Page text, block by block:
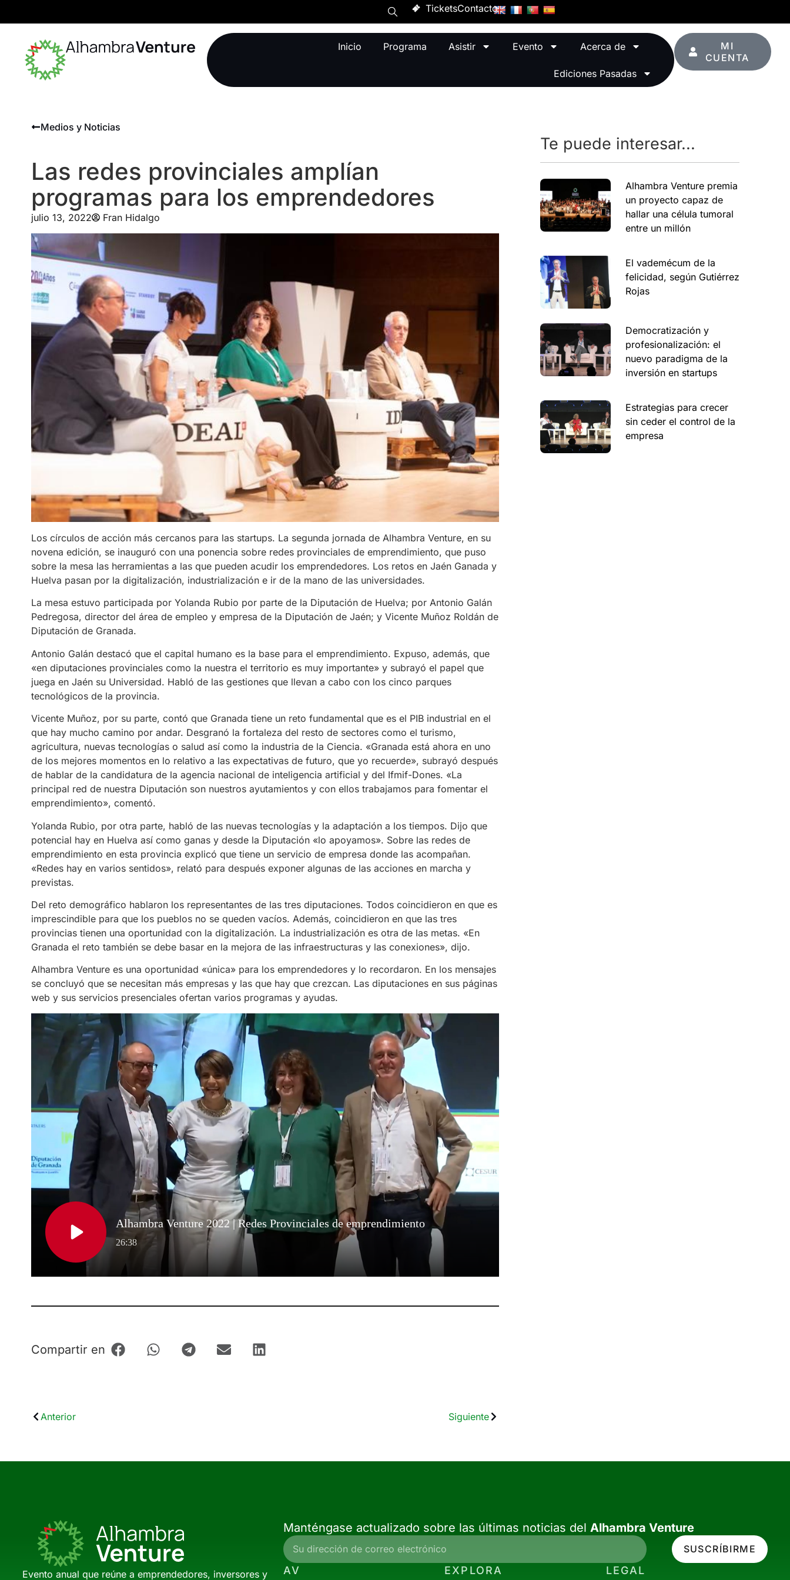
TicketsContacto
Inicio Programa Asistir Evento Acerca de
Ediciones Pasadas
MI
CUENTA
Medios y Noticias
Las redes provinciales amplían
programas para los emprendedores
julio 13, 2022 Fran Hidalgo
Los círculos de acción más cercanos para las startups. La segunda jornada de Alhambra Venture, en su
novena edición, se inauguró con una ponencia sobre redes provinciales de emprendimiento, que puso
sobre la mesa las herramientas a las que pueden acudir los emprendedores. Los retos en Jaén Ganada y
Huelva pasan por la digitalización, industrialización e ir de la mano de las universidades.
La mesa estuvo participada por Yolanda Rubio por parte de la Diputación de Huelva; por Antonio Galán
Pedregosa, director del área de empleo y empresa de la Diputación de Jaén; y Vicente Muñoz Roldán de
Diputación de Granada.
Antonio Galán destacó que el capital humano es la base para el emprendimiento. Expuso, además, que
«en diputaciones provinciales como la nuestra el territorio es muy importante» y subrayó el papel que
juega en Jaén su Universidad. Habló de las gestiones que llevan a cabo con los cinco parques
tecnológicos de la provincia.
Vicente Muñoz, por su parte, contó que Granada tiene un reto fundamental que es el PIB industrial en el
que hay mucho camino por andar. Desgranó la fortaleza del resto de sectores como el turismo,
agricultura, nuevas tecnologías o salud así como la industria de la Ciencia. «Granada está ahora en uno
de los mejores momentos en lo relativo a las expectativas de futuro, que yo recuerde», subrayó después
de hablar de la candidatura de la agencia nacional de inteligencia artificial y del Ifmif-Dones. «La
principal red de nuestra Diputación son nuestros ayutamientos y con ellos trabajamos para fomentar el
emprendimiento», comentó.
Yolanda Rubio, por otra parte, habló de las nuevas tecnologías y la adaptación a los tiempos. Dijo que
potencial hay en Huelva así como ganas y desde la Diputación «lo apoyamos». Sobre las redes de
emprendimiento en esta provincia explicó que tiene un servicio de empresa donde las acompañan.
«Redes hay en varios sentidos», relató para después exponer algunas de las acciones en marcha y
previstas.
Del reto demográfico hablaron los representantes de las tres diputaciones. Todos coincidieron en que es
imprescindible para que los pueblos no se queden vacíos. Además, coincidieron en que las tres
provincias tienen una oportunidad con la digitalización. La industrialización es otra de las metas. «En
Granada el reto también se debe basar en la mejora de las infraestructuras y las conexiones», dijo.
Alhambra Venture es una oportunidad «única» para los emprendedores y lo recordaron. En los mensajes
se concluyó que se necesitan más empresas y las que hay que crezcan. Las diputaciones en sus páginas
web y sus servicios presenciales ofertan varios programas y ayudas.
Compartir en
Anterior Siguiente
Te puede interesar...
Alhambra Venture premia
un proyecto capaz de
hallar una célula tumoral
entre un millón
El vademécum de la
felicidad, según Gutiérrez
Rojas
Democratización y
profesionalización: el
nuevo paradigma de la
inversión en startups
Estrategias para crecer
sin ceder el control de la
empresa
Evento anual que reúne a emprendedores, inversores y
Manténgase actualizado sobre las últimas noticias del Alhambra Venture
SUSCRÍBIRME
AV EXPLORA LEGAL